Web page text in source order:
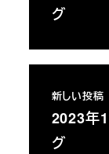
グ
新しい投稿
2023年
グ